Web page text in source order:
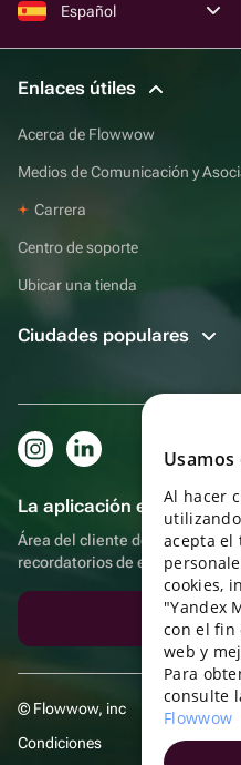
Español
Enlaces útiles
Acerca de Flowwow
Medios de Comunicación y
Carrera
Centro de soporte
Ubicar una tienda
Ciudades populares
La aplicación es aún
Área del cliente del
recordatorios de eventos
© Flowwow, inc
Condiciones
Usamos
Al hacer
acepta el
cookies,
"Yandex
con el fin
web y
Para
consulte
Flowwow